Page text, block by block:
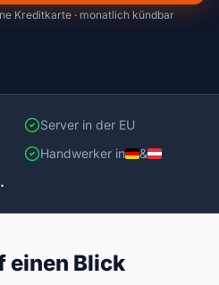
Kreditkarte · monatlich kündbar
Server in der EU
Handwerker in
&
einen Blick